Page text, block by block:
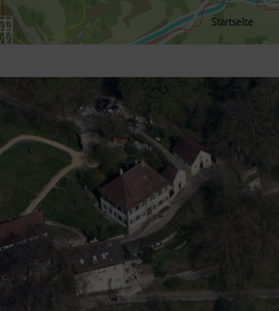
Startseite